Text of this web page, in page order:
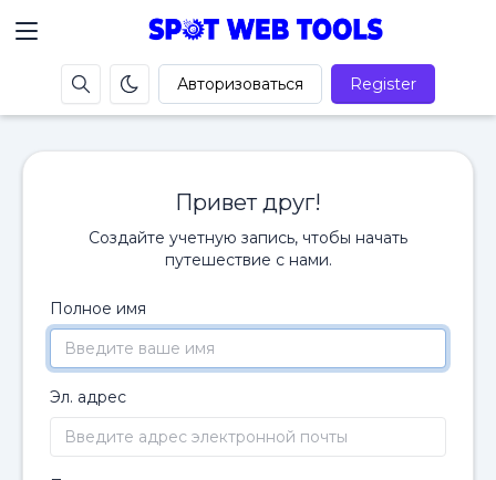
Авторизоваться Register
Привет друг!
Создайте учетную запись, чтобы начать
путешествие с нами.
Полное имя
Эл. адрес